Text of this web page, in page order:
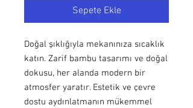
Sepete Ekle
Doğal şıklığıyla mekanınıza sıcaklık
katın. Zarif bambu tasarımı ve doğal
dokusu, her alanda modern bir
atmosfer yaratır. Estetik ve çevre
dostu aydınlatmanın mükemmel